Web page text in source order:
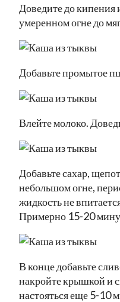
Доведите до кипения
умеренном огне до
Добавьте промытое
Влейте молоко.
Добавьте сахар,
небольшом огне,
жидкость не
Примерно 15-20
В конце добавьте
накройте крышкой и
настояться еще 5-10